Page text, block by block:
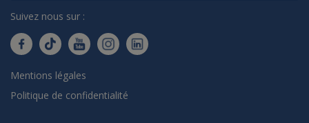
Suivez nous sur :
Mentions légales
Politique de confidentialité